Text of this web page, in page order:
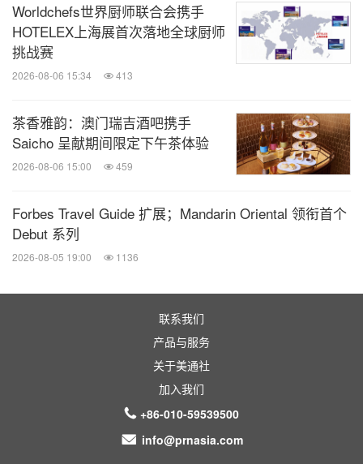
Worldchefs世界厨师联合会携手
HOTELEX上海展首次落地全球厨师
挑战赛
2026-08-06 15:34 413
茶香雅韵：澳门瑞吉酒吧携手
Saicho 呈献期间限定下午茶体验
2026-08-06 15:00 459
Forbes Travel Guide 扩展；Mandarin Oriental 领衔首个
Debut 系列
2026-08-05 19:00 1136
联系我们
产品与服务
关于美通社
加入我们
+86-010-59539500
info@prnasia.com